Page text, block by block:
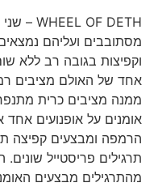
מסתובבים ועליהם
וקפיצות בגובה רב ללא שום
אומנים על אופנועים אחד
הרמפה ומבצעים קפיצה
תרגילים פריסטייל שונים.
מהתרגילים מבצעים